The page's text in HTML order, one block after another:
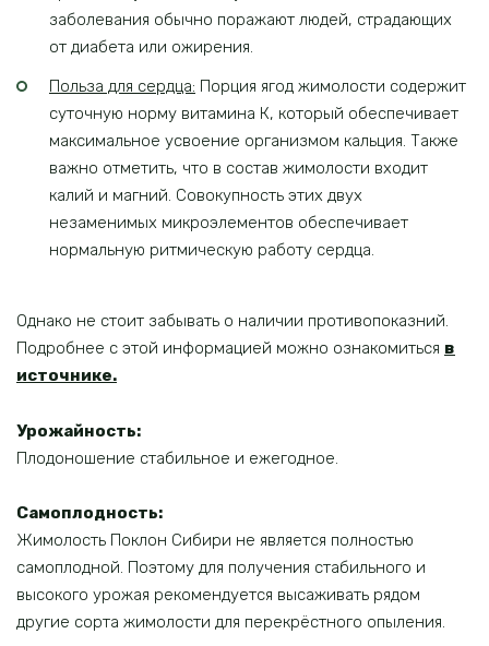
заболевания обычно поражают людей, страдающих
от диабета или ожирения.
Польза для сердца: Порция ягод жимолости содержит
суточную норму витамина К, который обеспечивает
максимальное усвоение организмом кальция. Также
важно отметить, что в состав жимолости входит
калий и магний. Совокупность этих двух
незаменимых микроэлементов обеспечивает
нормальную ритмическую работу сердца.
Однако не стоит забывать о наличии противопоказний.
Подробнее с этой информацией можно ознакомиться в
источнике.
Урожайность:
Плодоношение стабильное и ежегодное.
Самоплодность:
Жимолость Поклон Сибири не является полностью
самоплодной. Поэтому для получения стабильного и
высокого урожая рекомендуется высаживать рядом
другие сорта жимолости для перекрёстного опыления.